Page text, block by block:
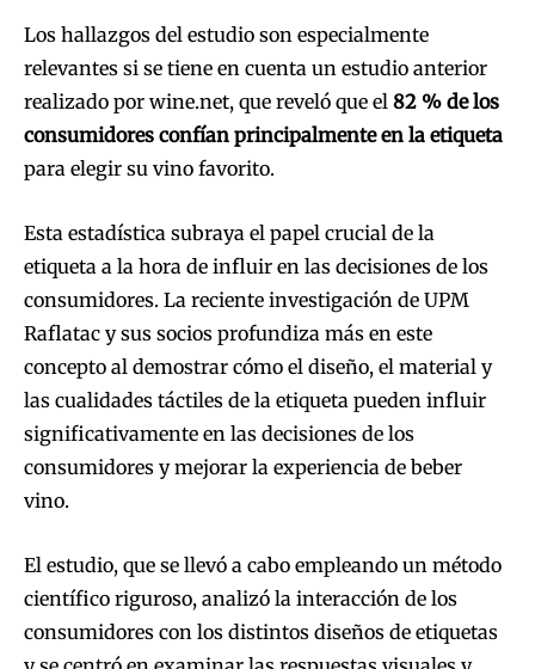
Los hallazgos del estudio son especialmente
relevantes si se tiene en cuenta un estudio anterior
realizado por wine.net, que reveló que el 82 % de los
consumidores confían principalmente en la etiqueta
para elegir su vino favorito.
Esta estadística subraya el papel crucial de la
etiqueta a la hora de influir en las decisiones de los
consumidores. La reciente investigación de UPM
Raflatac y sus socios profundiza más en este
concepto al demostrar cómo el diseño, el material y
las cualidades táctiles de la etiqueta pueden influir
significativamente en las decisiones de los
consumidores y mejorar la experiencia de beber
vino.
El estudio, que se llevó a cabo empleando un método
científico riguroso, analizó la interacción de los
consumidores con los distintos diseños de etiquetas